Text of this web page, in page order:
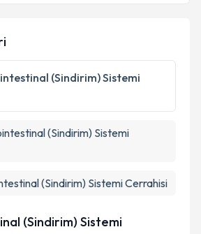
(Sindirim) Sistemi
(Sindirim) Sistemi
(Sindirim) Sistemi Cerrahisi
(Sindirim) Sistemi